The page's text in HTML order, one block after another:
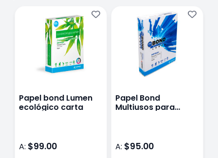
Papel bond Lumen
ecológico carta
A: $99.00
Papel Bond
Multiusos para
A: $95.00